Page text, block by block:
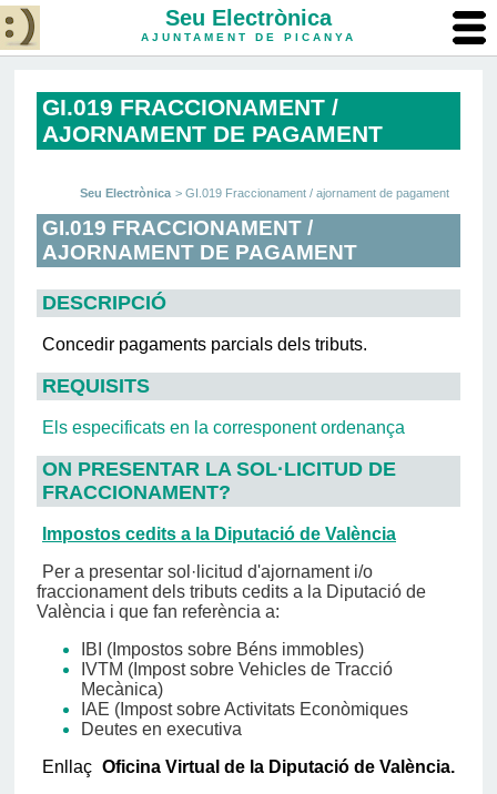
Seu Electrònica
AJUNTAMENT DE PICANYA
GI.019 FRACCIONAMENT /
AJORNAMENT DE PAGAMENT
Seu Electrònica > GI.019 Fraccionament / ajornament de pagament
GI.019 FRACCIONAMENT /
AJORNAMENT DE PAGAMENT
DESCRIPCIÓ
Concedir pagaments parcials dels tributs.
REQUISITS
Els especificats en la corresponent ordenança
ON PRESENTAR LA SOL·LICITUD DE
FRACCIONAMENT?
Impostos cedits a la Diputació de València
Per a presentar sol·licitud d'ajornament i/o
fraccionament dels tributs cedits a la Diputació de
València i que fan referència a:
IBI (Impostos sobre Béns immobles)
IVTM (Impost sobre Vehicles de Tracció
Mecànica)
IAE (Impost sobre Activitats Econòmiques
Deutes en executiva
Enllaç Oficina Virtual de la Diputació de València.